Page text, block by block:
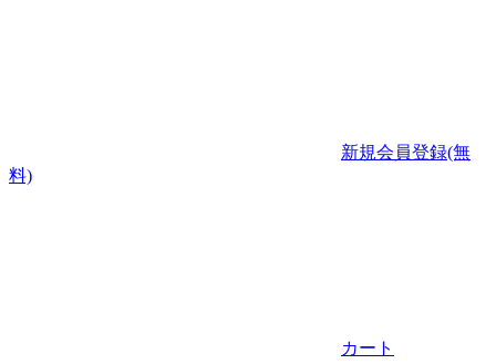
新規会員登録(無
料)
カート